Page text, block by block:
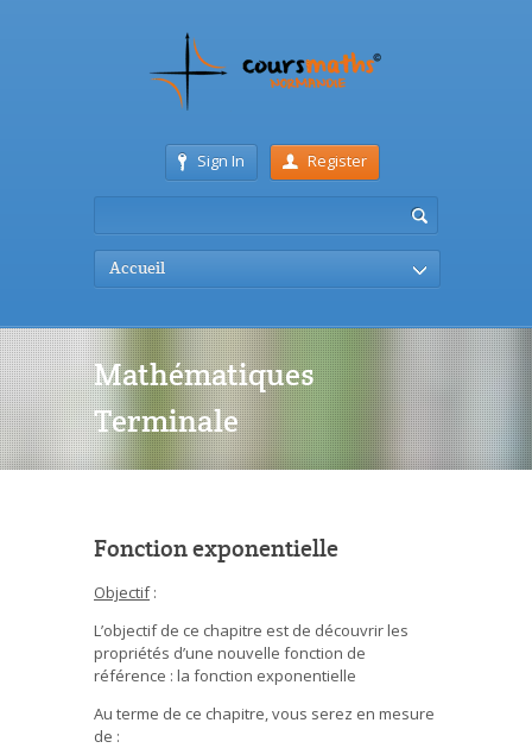
Sign In Register
Accueil
Mathématiques
Terminale
Fonction exponentielle
Objectif:
L’objectif de ce chapitre est de découvrir les
propriétés d’une nouvelle fonction de
référence : la fonction exponentielle
Au terme de ce chapitre, vous serez en mesure
de :